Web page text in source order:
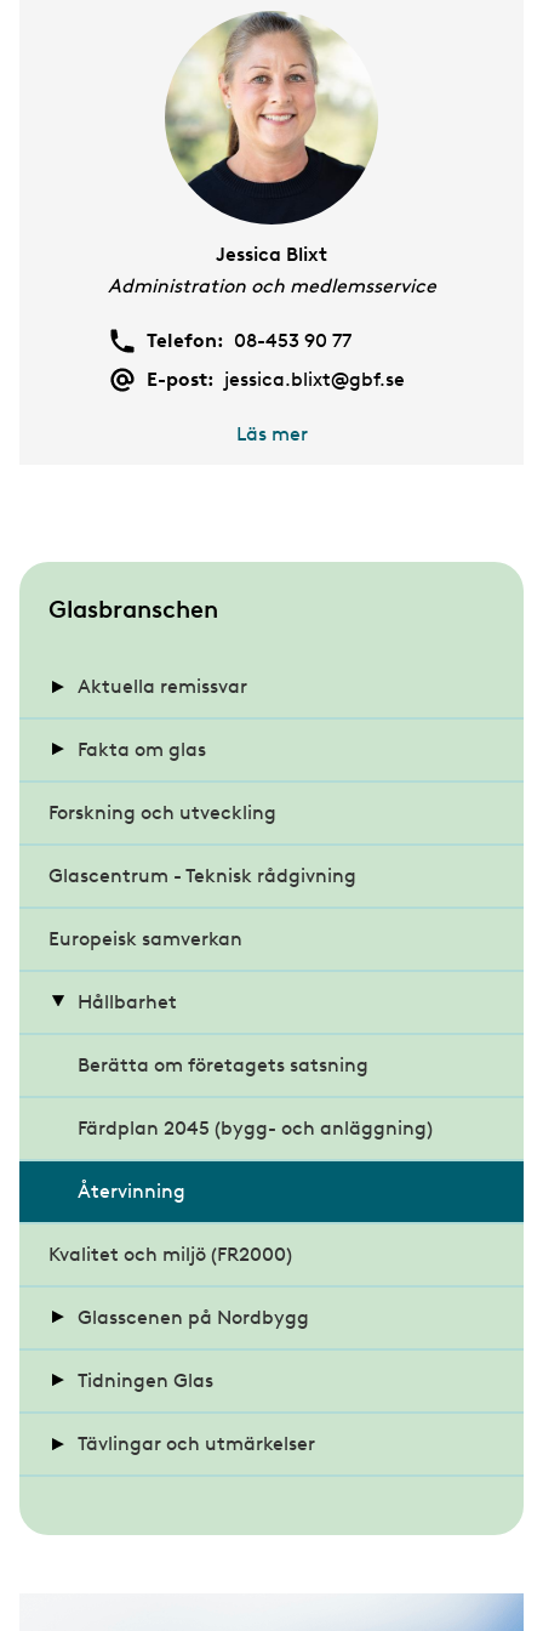
Jessica Blixt
Administration och medlemsservice
Telefon: 08-453 90 77
E-post: jessica.blixt@gbf.se
Läs mer
m
n
Glasbranschen
Aktuella remissvar
Energihushållning och värmeisolering i
Fakta om glas
Energieffektiva glas
Glasets historia
Projektrapporter
Råd och riktlinjer
Skötselråd för glas
Säkra glasmiljöer
Glasexperten tipsar
Forskning och utveckling
Glascentrum - Teknisk rådgivning
Europeisk samverkan
Hållbarhet
Berätta om företagets satsning
Färdplan 2045 (bygg- och anläggning)
Återvinning
Kvalitet och miljö (FR2000)
Glasscenen på Nordbygg
Seminarier på Glasscenen 2024
Seminarier på Glasscenen 2022
Tidningen Glas
Nyheter
Tävlingar och utmärkelser